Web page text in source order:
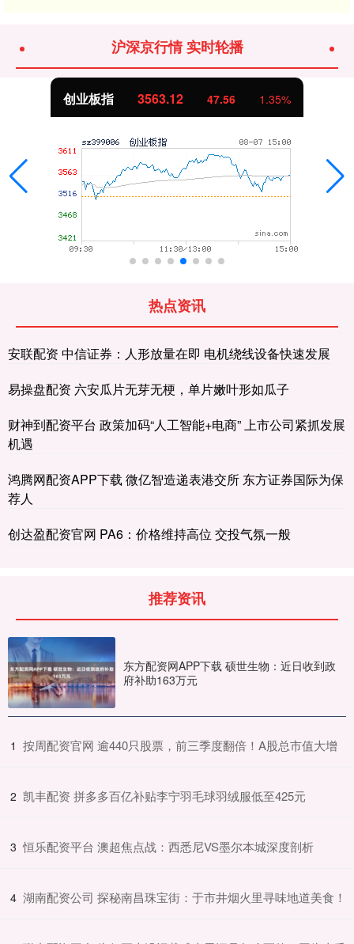
沪深京行情 实时轮播
创业板指 3563.12 47.56 1.35%
热点资讯
安联配资 中信证券：人形放量在即 电机绕线设备快速发展
易操盘配资 六安瓜片无芽无梗，单片嫩叶形如瓜子
财神到配资平台 政策加码“人工智能+电商” 上市公司紧抓发展
机遇
鸿腾网配资APP下载 微亿智造递表港交所 东方证券国际为保
荐人
创达盈配资官网 PA6：价格维持高位 交投气氛一般
推荐资讯
东方配资网APP下载 硕世生物：近日收到政
府补助163万元
1 ​按周配资官网 逾440只股票，前三季度翻倍！A股总市值大增
2 ​凯丰配资 拼多多百亿补贴李宁羽毛球羽绒服低至425元
3 ​恒乐配资平台 澳超焦点战：西悉尼VS墨尔本城深度剖析
4 ​湖南配资公司 探秘南昌珠宝街：于市井烟火里寻味地道美食！